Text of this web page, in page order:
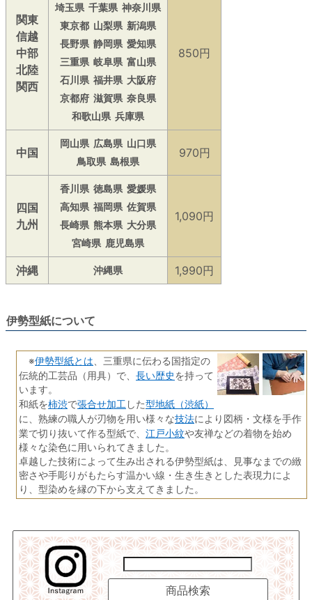
関東
信越
中部
北陸
関西
埼玉県 千葉県 神奈川県
東京都 山梨県 新潟県
長野県 静岡県 愛知県
三重県 岐阜県 富山県
石川県 福井県 大阪府
京都府 滋賀県 奈良県
和歌山県 兵庫県
850円
中国
岡山県 広島県 山口県
鳥取県 島根県
970円
四国
九州
香川県 徳島県 愛媛県
高知県 福岡県 佐賀県
長崎県 熊本県 大分県
宮崎県 鹿児島県
1,090円
沖縄 沖縄県 1,990円
伊勢型紙について
※伊勢型紙とは 、三重県に伝わる国指定の
伝統的工芸品（用具）で、 長い歴史を持って
います。
和紙を柿渋で張合せ加工 した型地紙（渋紙）
に、熟練の職人が刃物を用い様々な技法により図柄・文様を手作
業で切り抜いて作る型紙で、 江戸小紋や友禅などの着物を始め
様々な染色に用いられてきました。
卓越した技術によって生み出される伊勢型紙は、見事なまでの緻
密さや手彫りがもたらす温かい線・生き生きとした表現力によ
り、型染めを縁の下から支えてきました。